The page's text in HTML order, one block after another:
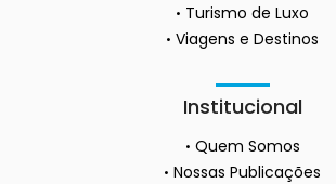
Turismo de Luxo
Viagens e Destinos
Institucional
Quem Somos
Nossas Publicações